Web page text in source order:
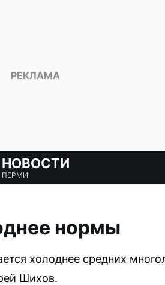
НОВОСТИ
ПЕРМИ
нормы
холоднее средних
Шихов.